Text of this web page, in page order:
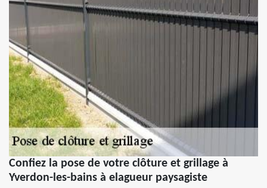
Confiez la pose de votre clôture et grillage à
Yverdon-les-bains à elagueur paysagiste